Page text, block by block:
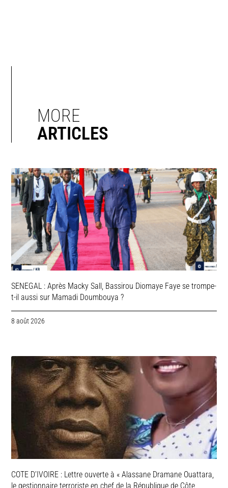
MORE
ARTICLES
SENEGAL : Après Macky Sall, Bassirou Diomaye Faye se trompe-
t-il aussi sur Mamadi Doumbouya ?
8 août 2026
COTE D’IVOIRE : Lettre ouverte à « Alassane Dramane Ouattara,
le gestionnaire terroriste en chef de la République de Côte